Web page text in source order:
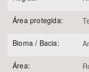
Área protegida:
Bioma / Bacia:
Área: